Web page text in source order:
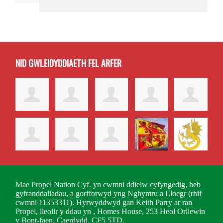
NID GWLEIDYDDIAETH FEL ARFER
Mae Propel Nation Cyf. yn cwmni ddielw cyfyngedig, heb
gyfranddaliadau, a gorfforwyd yng Nghymru a Lloegr (rhif
cwmni 11353311). Hyrwyddwyd gan Keith Parry ar ran
Propel, lleolir y ddau yn , Homes House, 253 Heol Orllewin
y Bont-faen, Caerdydd, CF5 5TD.